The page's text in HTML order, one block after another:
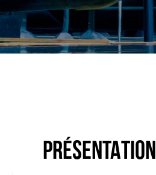
PRÉSENTATION